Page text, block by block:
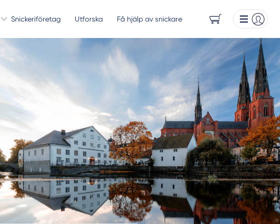
Snickeriföretag Utforska Få hjälp av snickare